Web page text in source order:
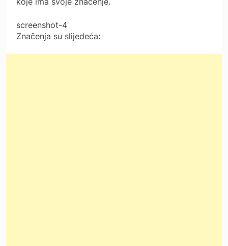
screenshot-4
Značenja su slijedeća: